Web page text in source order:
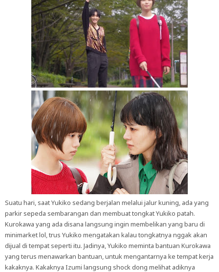
Suatu hari, saat Yukiko sedang berjalan melalui jalur kuning, ada yang
parkir sepeda sembarangan dan membuat tongkat Yukiko patah.
Kurokawa yang ada disana langsung ingin membelikan yang baru di
minimarket lol, trus Yukiko mengatakan kalau tongkatnya nggak akan
dijual di tempat seperti itu. Jadinya, Yukiko meminta bantuan Kurokawa
yang terus menawarkan bantuan, untuk mengantarnya ke tempat kerja
kakaknya. Kakaknya Izumi langsung shock dong melihat adiknya